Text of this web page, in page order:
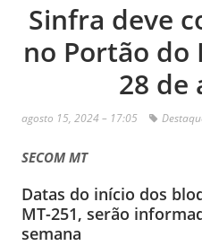
Sinfra deve
no Portão do
28 de
agosto 15, 2024 – 17:05
SECOM MT
Datas do início dos
MT-251, serão
semana